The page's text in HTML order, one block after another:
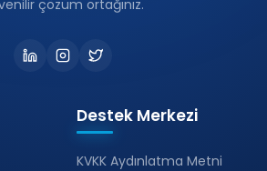
çözüm ortağınız.
Destek Merkezi
KVKK Aydınlatma Metni